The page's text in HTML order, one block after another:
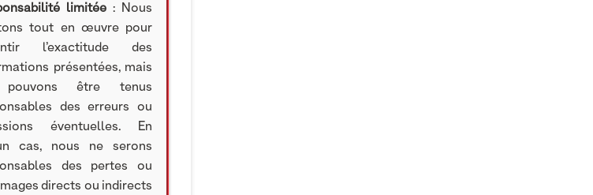
de l’économie française et
milliard d’euros de
évoluer les procédés de
L’appel à projets
à projets et deux autres
d’euros qui sera
de cet appel à projets
de
limitée: Nous
tout en œuvre pour
l’exactitude des
présentées, mais
être tenus
des erreurs ou
éventuelles. En
cas, nous ne serons
des pertes ou
directs ou indirects